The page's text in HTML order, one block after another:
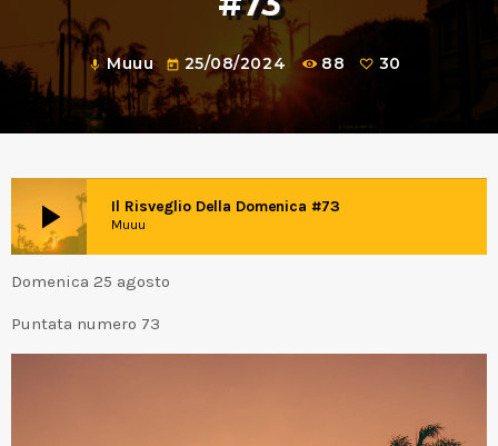
mic Muuu today 25/08/2024 88 30
play_arrow Il Risveglio Della Domenica #73
Muuu
Domenica 25 agosto
Puntata numero 73